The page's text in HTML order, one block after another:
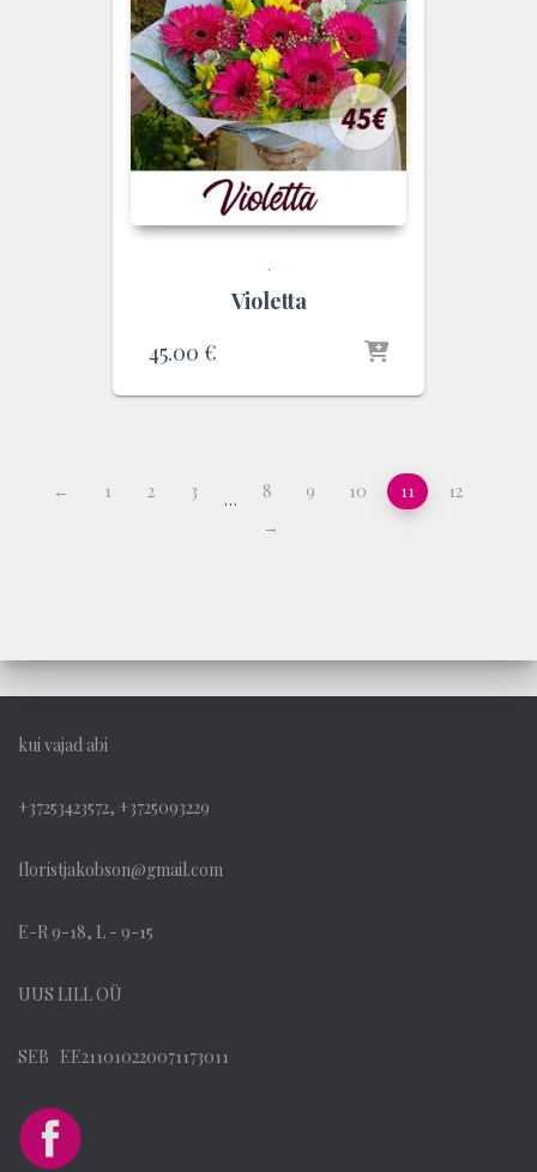
.
Violetta
45.00 €
← 1 2 3 … 8 9 10 11
12
→
kui vajad abi
+37253423572, +3725093229
floristjakobson@gmail.com
E-R 9-18, L - 9-15
UUS LILL OÜ
SEB EE211010220071173011